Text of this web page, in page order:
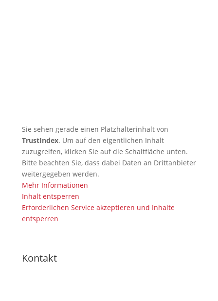
Sie sehen gerade einen Platzhalterinhalt von
TrustIndex. Um auf den eigentlichen Inhalt
zuzugreifen, klicken Sie auf die Schaltfläche unten.
Bitte beachten Sie, dass dabei Daten an Drittanbieter
weitergegeben werden.
Mehr Informationen
Inhalt entsperren
Erforderlichen Service akzeptieren und Inhalte
entsperren
Kontakt